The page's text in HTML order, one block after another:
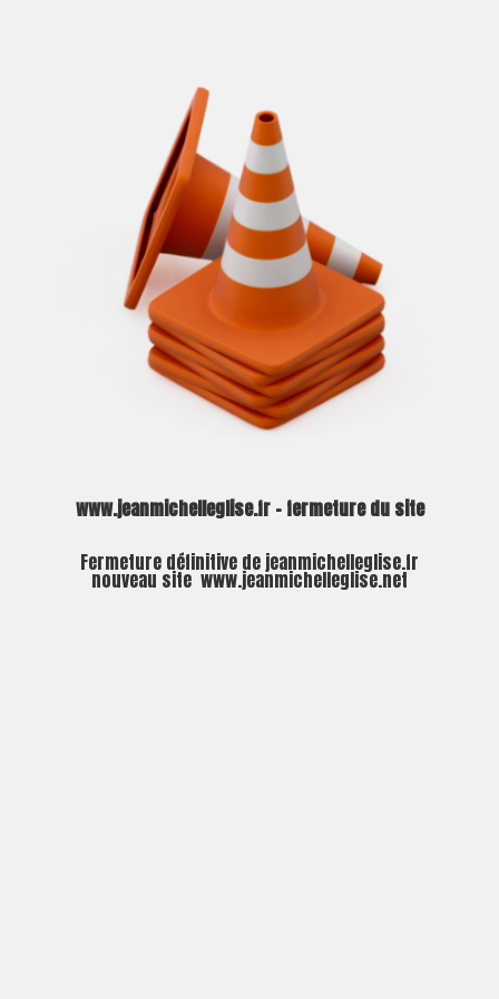
www.jeanmichelleglise.fr – fermeture du site
Fermeture définitive de jeanmichelleglise.fr
nouveau site www.jeanmichelleglise.net